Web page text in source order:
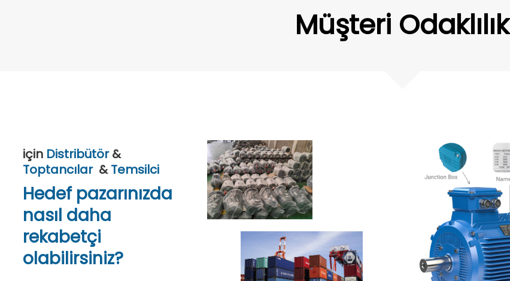
Müşteri Odaklılık
için Distribütör&
Toptancılar &Temsilci
Hedef pazarınızda
nasıl daha
rekabetçi
olabilirsiniz?